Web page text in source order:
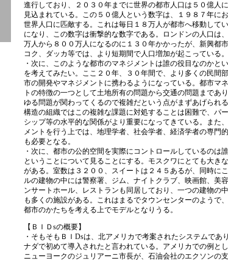
進行しており、２０３０年までに世界の都市人口は５０億人
見込まれている。この５０億人という数字は、１９８７年に
世界人口に匹敵する。これは毎日１８万人が都市へ移動して
になり、この数字は衝撃的な数字である。ロンドンの人口は
万人から８００万人になるのに１３０年かかったが、新興都
コク、ダッカ等では、より短期間で人口増加が起こっている。
・次に、このような都市のマネジメントは誰の役目なのかと
を考えてみたい。ここ２０年、３０年間で、より多くの民間
市の開発やマネジメントに携わるようになっている。都市マ
トの特徴の一つとして土地所有の問題から交通の問題まであ
ゆる問題が関わってくるので複雑だという点がまずあげられ
構造の組織ではこの複雑な課題に対処することは困難で、パ
シップ等の水平的な関係がより重要になってきている。また
メントを行う上では、地理学者、社会学者、経済学者の専門
も必要となる。
・次に、都市の公的空間を実際にコントロールしているのは
ということについて見ることにする。モスクワにとても大き
がある。室数は３２００、スイートは２４５あるが、同時に
ルの建物の中には警察署、ジム、ナイトクラブ、映画館、美
ンサートホール、レストランも同居しており、一つの建物の
も多くの施設がある。これはまるでタウンセンターのようで
都市のかたちを考える上でモデルとなりうる。
【ＢＩＤsの概要】
・そもそもＢＩDsは、北アメリカで考案されたシステムであ
ナダで初めて導入されたと言われている。アメリカでの例とし
ニューヨークのジュリアーニ市長が、石油会社のエクソンの